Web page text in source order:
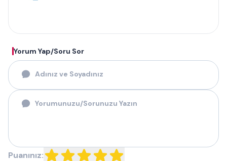
Yorum Yap/Soru Sor
Puanınız: